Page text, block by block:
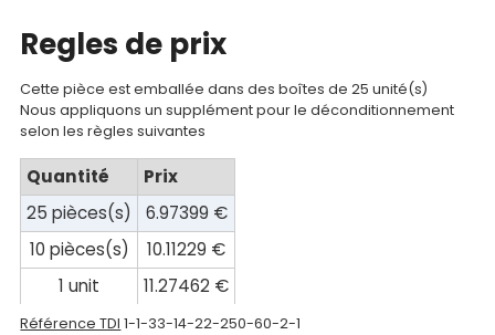
compte
Mon
panier
Contact
Regles de prix
Cette pièce est emballée dans des boîtes de 25 unité(s)
Nous appliquons un supplément pour le déconditionnement
selon les règles suivantes
Quantité
Prix
25 pièces(s)
6.97399 €
10 pièces(s)
10.11229 €
1 unit
11.27462 €
Référence TDI 1-1-33-14-22-250-60-2-1